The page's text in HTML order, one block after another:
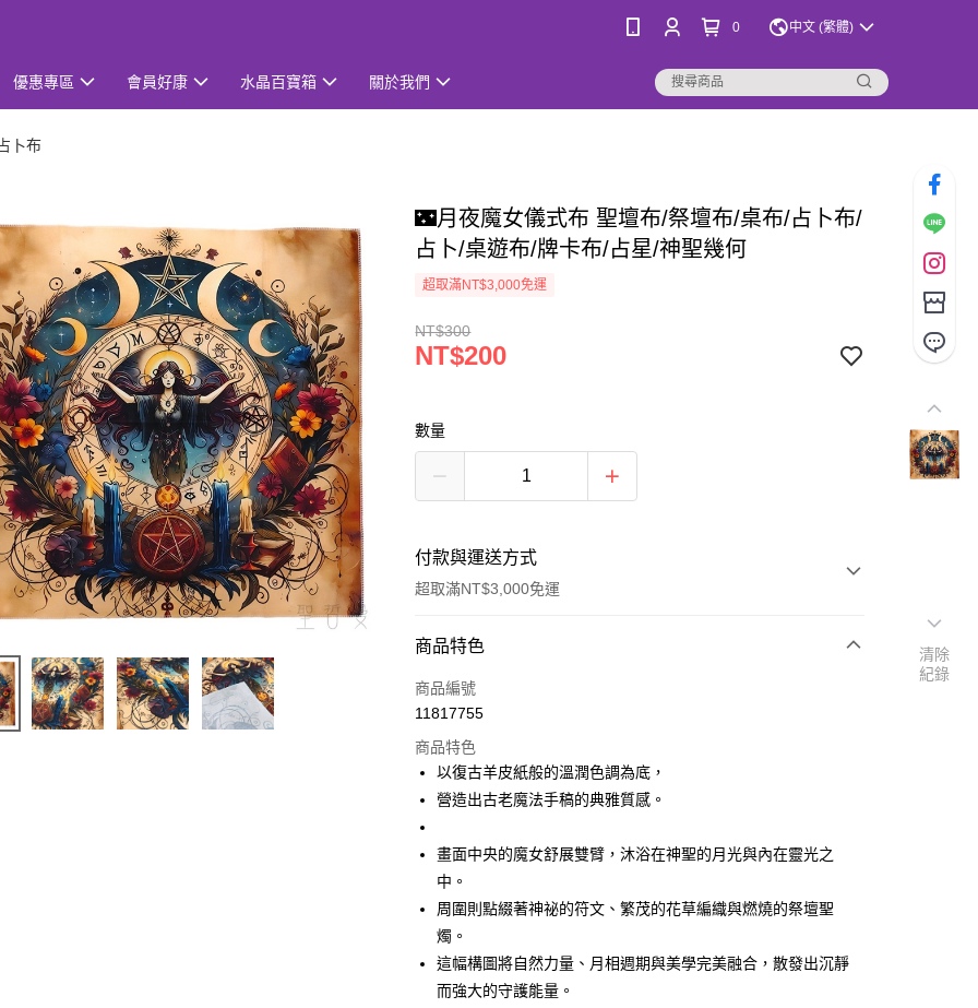
0 中文 (繁體)
優惠專區 會員好康 水晶百寶箱 關於我們
卜布
🌃月夜魔女儀式布 聖壇布/祭壇布/桌布/占卜布/
占卜/桌遊布/牌卡布/占星/神聖幾何
超取滿NT$3,000免運
NT$300
NT$200
數量
付款與運送方式
超取滿NT$3,000免運
付款方式
信用卡一次付款
LINE Pay
Apple Pay
街口支付
悠遊付
ATM付款
運送方式
商品特色
商品編號
11817755
商品特色
以復古羊皮紙般的溫潤色調為底，
營造出古老魔法手稿的典雅質感。
畫面中央的魔女舒展雙臂，沐浴在神聖的月光與內在靈光之
中。
周圍則點綴著神祕的符文、繁茂的花草編織與燃燒的祭壇聖
燭。
這幅構圖將自然力量、月相週期與美學完美融合，散發出沉靜
而強大的守護能量。
清除
紀錄